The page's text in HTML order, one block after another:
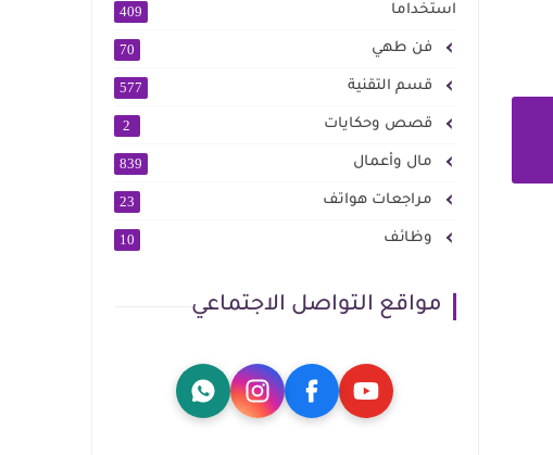
استخداما
409
فن طهي 70
قسم التقنية 577
قصص وحكايات 2
مال وأعمال 839
مراجعات هواتف 23
وظائف 10
مواقع التواصل الاجتماعي